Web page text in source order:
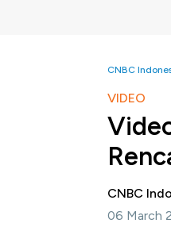
CNBC
VIDEO
CNBC
06 March